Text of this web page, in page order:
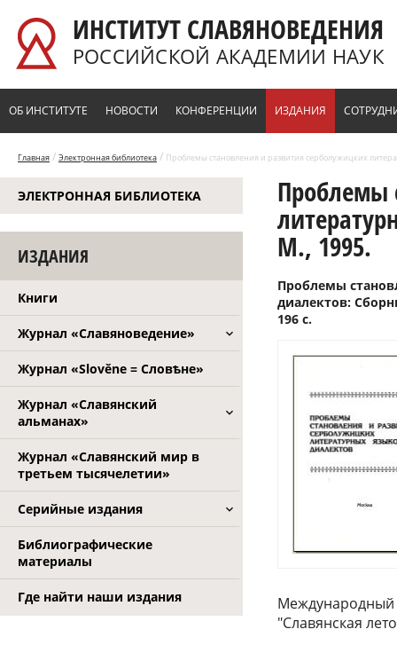
ИНСТИТУТ СЛАВЯНОВЕДЕНИЯ
РОССИЙСКОЙ АКАДЕМИИ НАУК
ОБ ИНСТИТУТЕ НОВОСТИ КОНФЕРЕНЦИИ ИЗДАНИЯ
Главная / Электронная библиотека / Проблемы становления и развития серболужицких
ЭЛЕКТРОННАЯ БИБЛИОТЕКА
ИЗДАНИЯ
Книги
Журнал «Славяноведение»
Журнал «Slověne = Словѣне»
Журнал «Славянский
альманах»
Журнал «Славянский мир в
третьем тысячелетии»
Серийные издания
Библиографические
материалы
Где найти наши издания
Проблемы
М., 1995.
Проблемы
диалектов:
196 с.
Международный
"Славянская